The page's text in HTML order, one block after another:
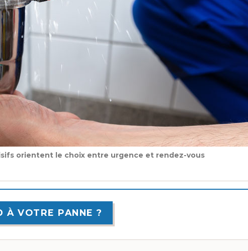
orientent le choix entre urgence et rendez-vous
À VOTRE PANNE ?